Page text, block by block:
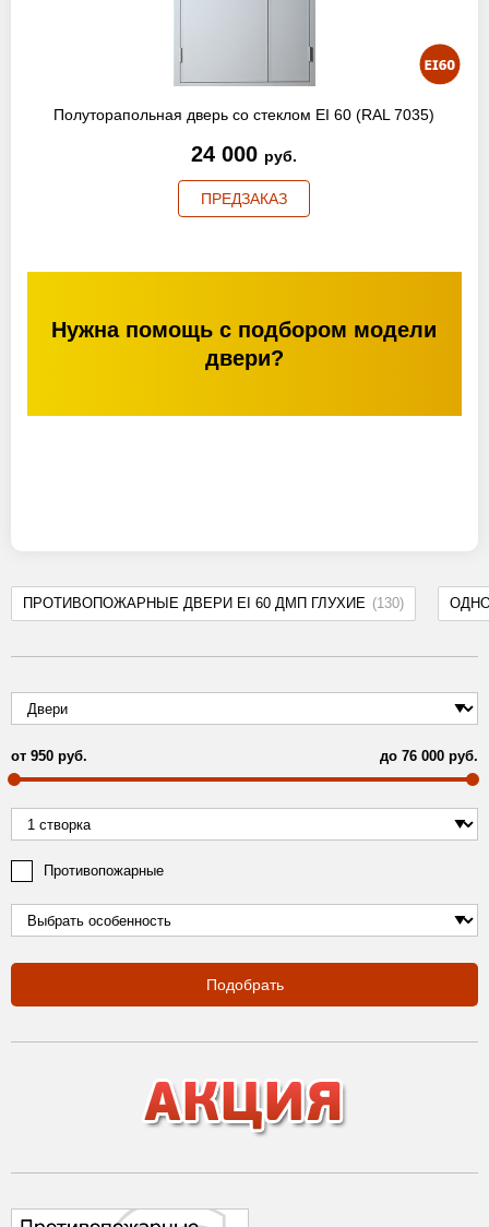
ПРОТИВОПОЖАРНЫЕ ДВЕРИ EI 60 ДМП ГЛУХИЕ (130)
от 950 руб. до 76 000 руб.
Противопожарные
Подобрать
Полуторапольная дверь со стеклом EI 60 (RAL 7035)
24 000 руб.
ПРЕДЗАКАЗ
Нужна помощь с подбором модели
двери?